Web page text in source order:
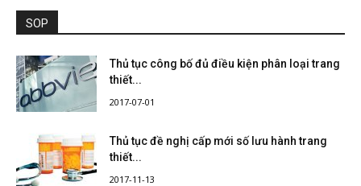
SOP
Thủ tục công bố đủ điều kiện phân loại trang
thiết...
2017-07-01
Thủ tục đề nghị cấp mới số lưu hành trang
thiết...
2017-11-13